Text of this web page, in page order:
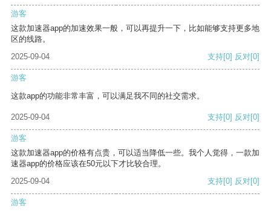
游客
这款加速器app的加速效果一般，可以再提升一下，比如能够支持更多地
区的线路。
2025-09-04
支持[0] 反对[0]
游客
这款app的功能非常丰富，可以满足我不同的社交需求。
2025-09-04 支持[0] 反对[0]
游客
这款加速器app的价格有点贵，可以适当降低一些。我个人觉得，一款加
速器app的价格应该在50元以下才比较合理。
2025-09-04
支持[0] 反对[0]
游客